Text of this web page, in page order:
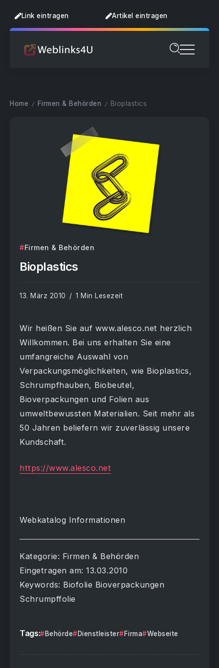
Link eintragen Artikel eintragen
Home / Firmen & Behörden / Bioplastics
Firmen & Behörden
Bioplastics
13. März 2010 1 Min Lesezeit
Wir heißen Sie auf www.alesco.net herzlich
Willkommen. Bei uns erhalten Sie eine
umfangreiche Auswahl von
Verpackungsmöglichkeiten, wie Bioplastics,
Schrumpfhauben, Biobeutel,
Bioverpackungen und Folien aus
umweltbewussten Materialien. Seit mehr als
50 Jahren beliefern wir zuverlässig unsere
Kundschaft.
https://www.alesco.net
Webkatalog Informationen
Kategorie: Firmen & Behörden
Eingetragen am: 13.03.2010
Keywords: Biofolie Bioverpackungen
Schrumpffolie
Tags: Behörde Dienstleister Firma Webseite